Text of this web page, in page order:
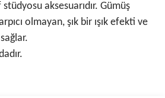
aksesuarıdır. Gümüş
olmayan, şık bir ışık efekti ve